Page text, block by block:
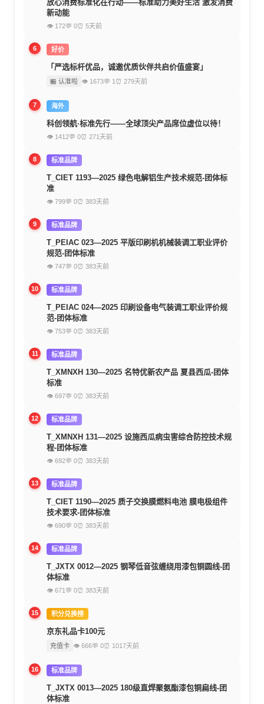
放心消费标准化在行动——标准助力美好生活 激发消费
新动能
👁 172💬 0⏰ 5天前
6 好价
「严选标杆优品，诚邀优质伙伴共启价值盛宴」
🏪 认准啦 👁 1673💬 1 ⏰ 279天前
7 海外
科创领航·标准先行——全球顶尖产品席位虚位以待！
👁 1412💬 0⏰ 271天前
8 标准品牌
T_CIET 1193—2025 绿色电解铝生产技术规范-团体标
准
👁 799💬 0⏰ 383天前
9 标准品牌
T_PEIAC 023—2025 平版印刷机机械装调工职业评价
规范-团体标准
👁 747💬 0⏰ 383天前
10 标准品牌
T_PEIAC 024—2025 印刷设备电气装调工职业评价规
范-团体标准
👁 753💬 0⏰ 383天前
11 标准品牌
T_XMNXH 130—2025 名特优新农产品 夏县西瓜-团体
标准
👁 697💬 0⏰ 383天前
12 标准品牌
T_XMNXH 131—2025 设施西瓜病虫害综合防控技术规
程-团体标准
👁 692💬 0⏰ 383天前
13 标准品牌
T_CIET 1190—2025 质子交换膜燃料电池 膜电极组件
技术要求-团体标准
👁 690💬 0⏰ 383天前
14 标准品牌
T_JXTX 0012—2025 钢琴低音弦缠绕用漆包铜圆线-团
体标准
👁 671 💬 0⏰ 383天前
15 积分兑换榜
京东礼品卡100元
充值卡 👁 666💬 0⏰ 1017天前
16 标准品牌
T_JXTX 0013—2025 180级直焊聚氨酯漆包铜扁线-团
体标准